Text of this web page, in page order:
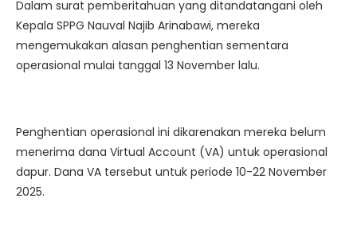
Dalam surat pemberitahuan yang ditandatangani oleh
Kepala SPPG Nauval Najib Arinabawi, mereka
mengemukakan alasan penghentian sementara
operasional mulai tanggal 13 November lalu.
Penghentian operasional ini dikarenakan mereka belum
menerima dana Virtual Account (VA) untuk operasional
dapur. Dana VA tersebut untuk periode 10-22 November
2025.